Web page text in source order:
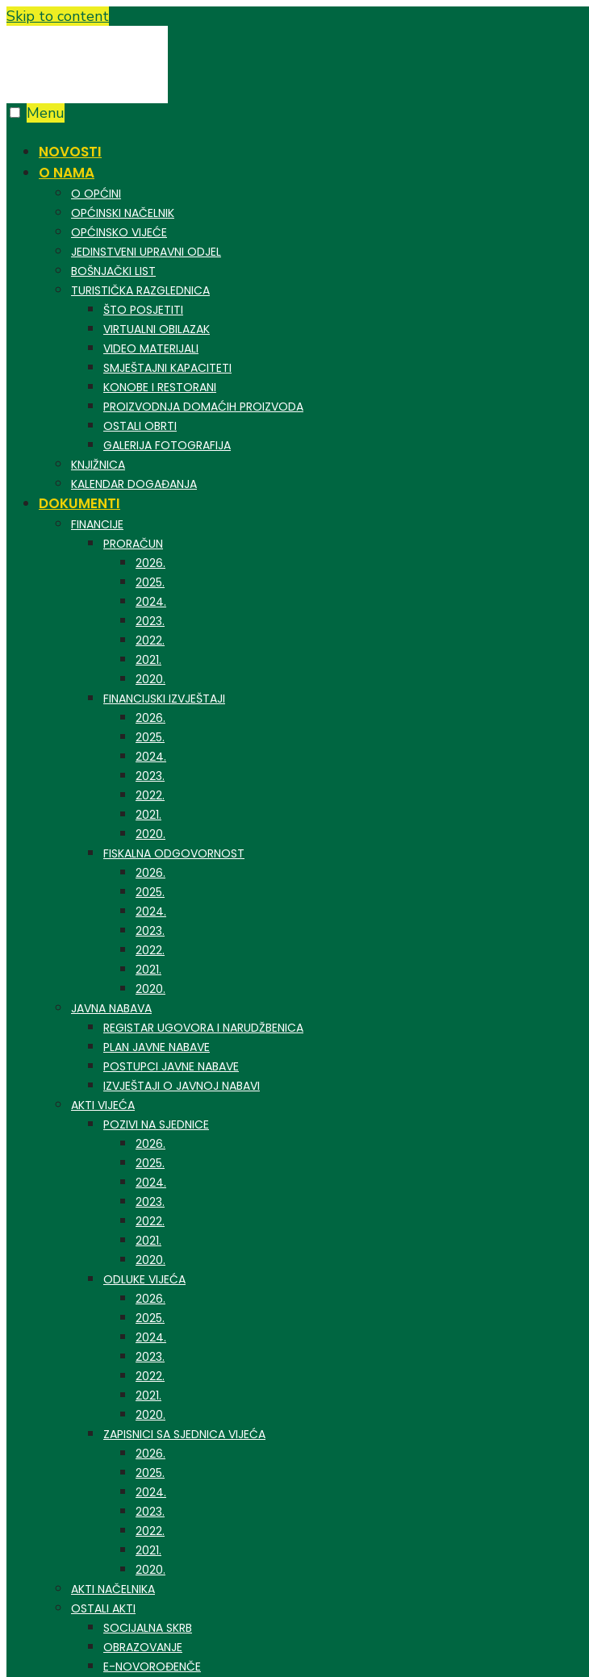
Skip to content
Menu
NOVOSTI
O NAMA
O OPĆINI
OPĆINSKI NAČELNIK
OPĆINSKO VIJEĆE
JEDINSTVENI UPRAVNI ODJEL
BOŠNJAČKI LIST
TURISTIČKA RAZGLEDNICA
ŠTO POSJETITI
VIRTUALNI OBILAZAK
VIDEO MATERIJALI
SMJEŠTAJNI KAPACITETI
KONOBE I RESTORANI
PROIZVODNJA DOMAĆIH PROIZVODA
OSTALI OBRTI
GALERIJA FOTOGRAFIJA
KNJIŽNICA
KALENDAR DOGAĐANJA
DOKUMENTI
FINANCIJE
PRORAČUN
2026.
2025.
2024.
2023.
2022.
2021.
2020.
FINANCIJSKI IZVJEŠTAJI
2026.
2025.
2024.
2023.
2022.
2021.
2020.
FISKALNA ODGOVORNOST
2026.
2025.
2024.
2023.
2022.
2021.
2020.
JAVNA NABAVA
REGISTAR UGOVORA I NARUDŽBENICA
PLAN JAVNE NABAVE
POSTUPCI JAVNE NABAVE
IZVJEŠTAJI O JAVNOJ NABAVI
AKTI VIJEĆA
POZIVI NA SJEDNICE
2026.
2025.
2024.
2023.
2022.
2021.
2020.
ODLUKE VIJEĆA
2026.
2025.
2024.
2023.
2022.
2021.
2020.
ZAPISNICI SA SJEDNICA VIJEĆA
2026.
2025.
2024.
2023.
2022.
2021.
2020.
AKTI NAČELNIKA
OSTALI AKTI
SOCIJALNA SKRB
OBRAZOVANJE
E-NOVOROĐENČE